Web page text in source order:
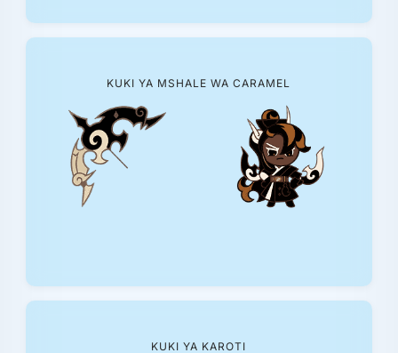
KUKI YA MSHALE WA CARAMEL
KUKI YA KAROTI